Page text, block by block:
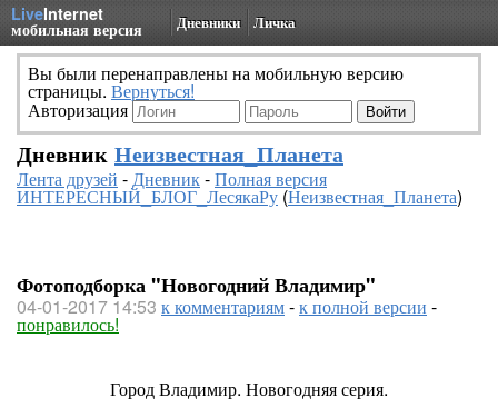
LiveInternet
мобильная версия Дневники Личка
Вы были перенаправлены на мобильную версию
страницы. Вернуться!
Авторизация
Дневник Неизвестная_Планета
Лента друзей -Дневник-Полная версия
ИНТЕРЕСНЫЙ_БЛОГ_ЛесякаРу(Неизвестная_Планета)
Фотоподборка "Новогодний Владимир"
04-01-2017 14:53 к комментариям-к полной версии -
понравилось!
Город Владимир. Новогодняя серия.